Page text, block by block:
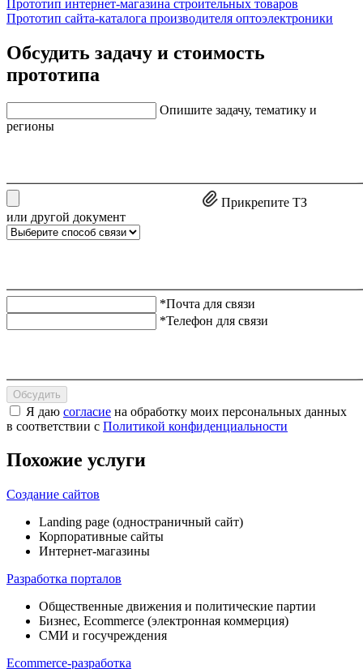
Прототип интернет-магазина строительных товаров
Прототип сайта-каталога производителя оптоэлектроники
Обсудить задачу и стоимость
прототипа
Опишите задачу, тематику и
регионы
Прикрепите ТЗ
или другой документ
*Почта для связи
*Телефон для связи
Обсудить
Я даю согласие на обработку моих персональных данных
в соответствии с Политикой конфиденциальности
Похожие услуги
Создание сайтов
Landing page (одностраничный сайт)
Корпоративные сайты
Интернет-магазины
Разработка порталов
Общественные движения и политические партии
Бизнес, Ecommerce (электронная коммерция)
СМИ и госучреждения
Ecommerce-разработка